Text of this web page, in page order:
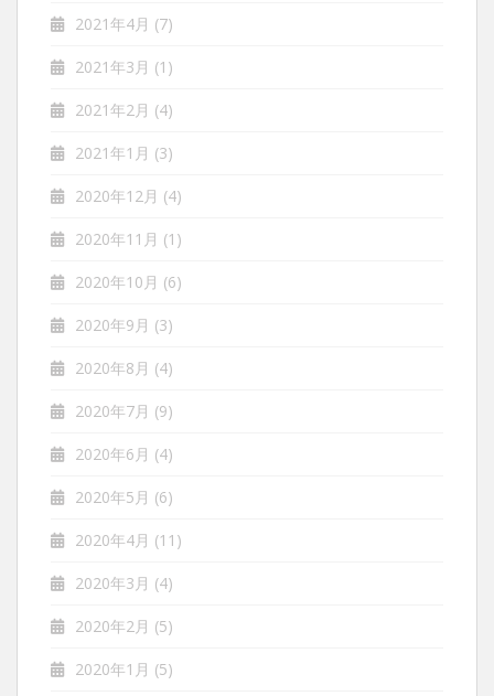
2021年4月 (7)
2021年3月 (1)
2021年2月 (4)
2021年1月 (3)
2020年12月 (4)
2020年11月 (1)
2020年10月 (6)
2020年9月 (3)
2020年8月 (4)
2020年7月 (9)
2020年6月 (4)
2020年5月 (6)
2020年4月 (11)
2020年3月 (4)
2020年2月 (5)
2020年1月 (5)